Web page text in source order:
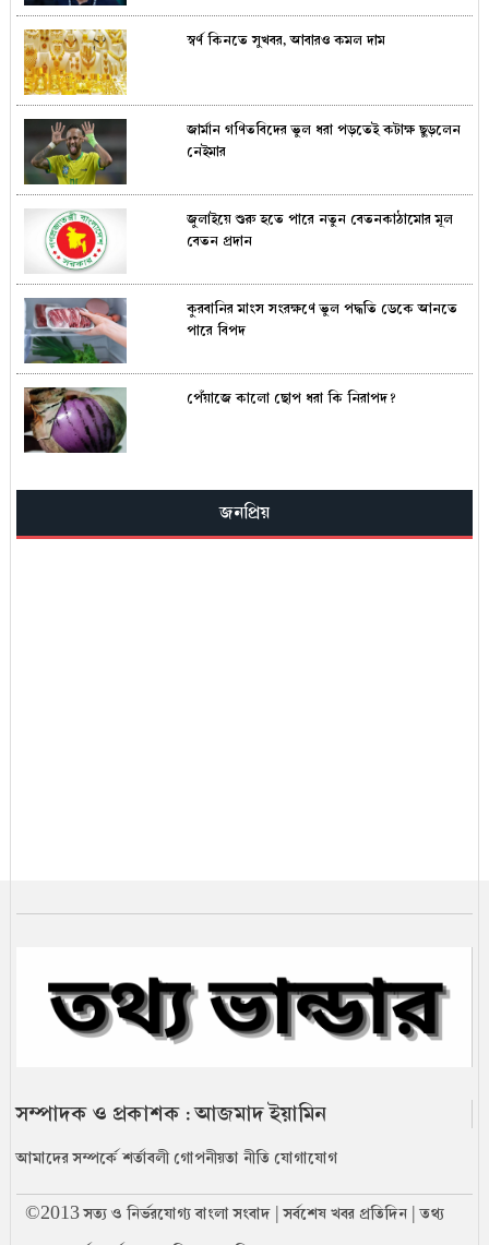
স্বর্ণ কিনতে সুখবর, আবারও কমল দাম
জার্মান গণিতবিদের ভুল ধরা পড়তেই কটাক্ষ ছুড়লেন
নেইমার
জুলাইয়ে শুরু হতে পারে নতুন বেতনকাঠামোর মূল
বেতন প্রদান
কুরবানির মাংস সংরক্ষণে ভুল পদ্ধতি ডেকে আনতে
পারে বিপদ
পেঁয়াজে কালো ছোপ ধরা কি নিরাপদ?
জনপ্রিয়
সম্পাদক ও প্রকাশক : আজমাদ ইয়ামিন
আমাদের সম্পর্কে শর্তাবলী গোপনীয়তা নীতি যোগাযোগ
©2013 সত্য ও নির্ভরযোগ্য বাংলা সংবাদ | সর্বশেষ খবর প্রতিদিন | তথ্য